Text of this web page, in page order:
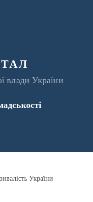
влади України
України